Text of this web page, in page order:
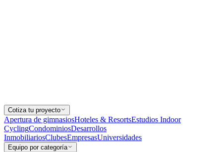
Cotiza tu proyecto
Apertura de gimnasiosHoteles & ResortsEstudios Indoor
CyclingCondominiosDesarrollos
InmobiliariosClubesEmpresasUniversidades
Equipo por categoría